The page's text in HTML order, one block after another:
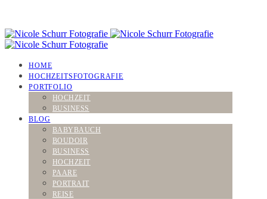
HOME
HOCHZEITSFOTOGRAFIE
PORTFOLIO
HOCHZEIT
BUSINESS
BLOG
BABYBAUCH
BOUDOIR
BUSINESS
HOCHZEIT
PAARE
PORTRAIT
REISE